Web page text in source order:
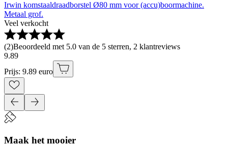
Irwin komstaaldraadborstel Ø80 mm voor (accu)boormachine.
Metaal grof.
Veel verkocht
(2)Beoordeeld met 5.0 van de 5 sterren, 2 klantreviews
9.89
Prijs: 9.89 euro
Maak het mooier